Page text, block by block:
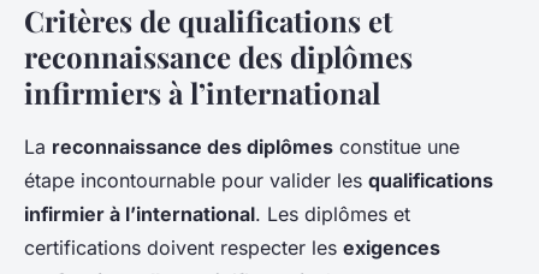
Critères de qualifications et
reconnaissance des diplômes
infirmiers à l’international
La reconnaissance des diplômes constitue une
étape incontournable pour valider les qualifications
infirmier à l’international. Les diplômes et
certifications doivent respecter les exigences